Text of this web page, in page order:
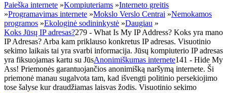
Paieška internete »Kompiuteriams »Interneto greitis
»Programavimas internete »Mokslo Verslo Centrai »Nemokamos
programos »Ekologinė sodininkystė »Daugiau »
Koks Jūsų IP adresas?279 - What Is My IP Address? Koks yra mano
IP Adresas? Arba kam priklauso konkretus IP adresas. Visuotinio
sekimo laikais tai yra svarbi informacija. Jūsų kompiuterio IP adresas
yra fiksuojamas kartu su JūsAnonimiškumas internete141 - Hide My
Ass! Priemonės garantuojančios anonimišką naršymą internete. Ši
priemonė manau sugalvota tam, kad išvengti politinio persekiojimo
tose šalyse kur draudžiamas laisvas žodis. Visuotinio sekimo